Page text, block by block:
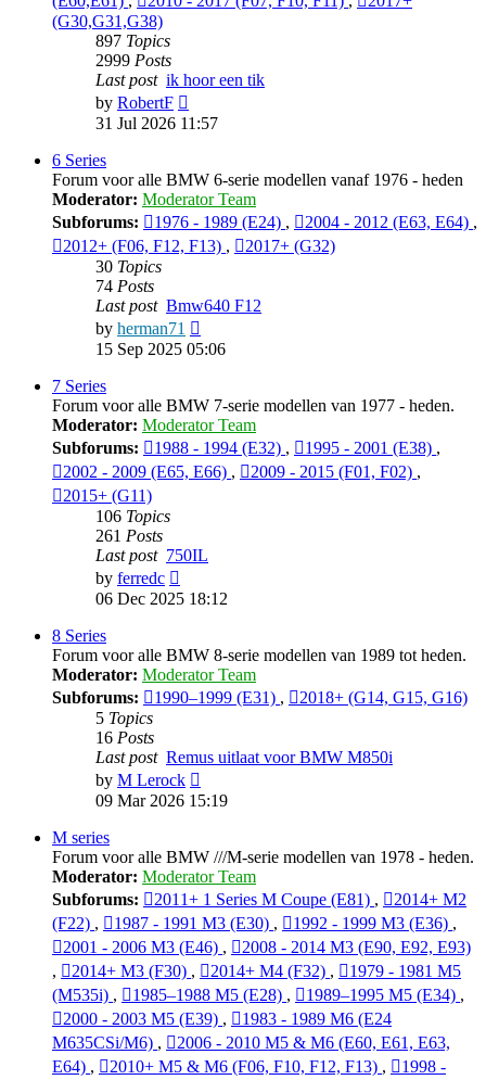
(G30,G31,G38)
897 Topics
2999 Posts
Last post ik hoor een tik
by RobertF
the
31 Jul 2026 11:57
6 Series
Forum voor alle BMW 6-serie modellen vanaf 1976 - heden
Moderator: Moderator Team
Subforums:
1976 - 1989 (E24) , 2004 - 2012 (E63, E64) ,
2012+ (F06, F12, F13) ,
2017+ (G32)
30 Topics
74 Posts
Last post Bmw640 F12
by herman71
the
15 Sep 2025 05:06
7 Series
Forum voor alle BMW 7-serie modellen van 1977 - heden.
Moderator: Moderator Team
Subforums:
1988 - 1994 (E32) , 1995 - 2001 (E38) ,
2002 - 2009 (E65, E66) , 2009 - 2015 (F01, F02) ,
2015+ (G11)
106 Topics
261 Posts
Last post 750IL
by ferredc
the
06 Dec 2025 18:12
8 Series
Forum voor alle BMW 8-serie modellen van 1989 tot heden.
Moderator: Moderator Team
Subforums:
1990–1999 (E31) ,
2018+ (G14, G15, G16)
5 Topics
16 Posts
Last post Remus uitlaat voor BMW M850i
by M Lerock
the
09 Mar 2026 15:19
M series
Forum voor alle BMW ///M-serie modellen van 1978 - heden.
Moderator: Moderator Team
Subforums:
2011+ 1 Series M Coupe (E81) ,
2014+ M2
(F22) , 1987 - 1991 M3 (E30) , 1992 - 1999 M3 (E36) ,
2001 - 2006 M3 (E46) ,
2008 - 2014 M3 (E90, E92, E93)
,
2014+ M3 (F30) , 2014+ M4 (F32) ,
1979 - 1981 M5
(M535i) , 1985–1988 M5 (E28) , 1989–1995 M5 (E34) ,
2000 - 2003 M5 (E39) ,
1983 - 1989 M6 (E24
M635CSi/M6) ,
2006 - 2010 M5 & M6 (E60, E61, E63,
E64) , 2010+ M5 & M6 (F06, F10, F12, F13) ,
1998 -